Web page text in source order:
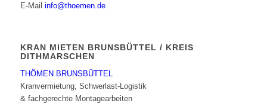
E-Mail info@thoemen.de
KRAN MIETEN BRUNSBÜTTEL / KREIS
DITHMARSCHEN
THÖMEN BRUNSBÜTTEL
Kranvermietung, Schwerlast-Logistik
& fachgerechte Montagearbeiten